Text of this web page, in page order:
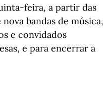
feira, a partir das
bandas de música,
e convidados
e para encerrar a